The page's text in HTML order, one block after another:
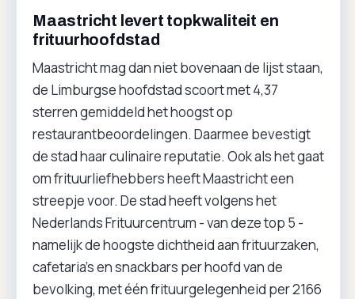
Maastricht levert topkwaliteit en
frituurhoofdstad
Maastricht mag dan niet bovenaan de lijst staan,
de Limburgse hoofdstad scoort met 4,37
sterren gemiddeld het hoogst op
restaurantbeoordelingen. Daarmee bevestigt
de stad haar culinaire reputatie. Ook als het gaat
om frituurliefhebbers heeft Maastricht een
streepje voor. De stad heeft volgens het
Nederlands Frituurcentrum - van deze top 5 -
namelijk de hoogste dichtheid aan frituurzaken,
cafetaria’s en snackbars per hoofd van de
bevolking, met één frituurgelegenheid per 2166